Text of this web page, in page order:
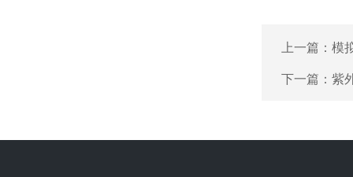
上一篇： 模
下一篇： 紫